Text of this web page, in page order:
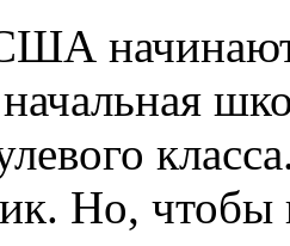
начинают
Но, чтобы